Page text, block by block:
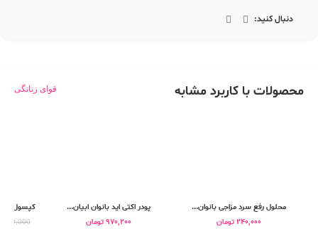
دنبال کنید:
محصولات با کاربرد مشابه قوای زنانگی
محلول رفع سرد مزاجی بانوان...
240,000 تومان
پودر اکتی اید بانوان ابیان...
970,200 تومان
کپسول دی